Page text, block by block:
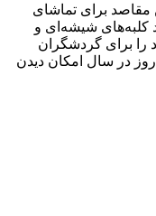
مقاصد برای تماشای
شیشه‌ای و
را برای گردشگران
فراهم می‌آورد. در این منطقه، تقریباً ۲۰۰ روز در سال امکان دیدن